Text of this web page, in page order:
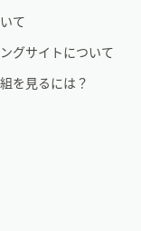
て
グサイトについて
を見るには？